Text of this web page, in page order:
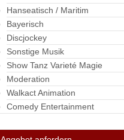
Hanseatisch / Maritim
Bayerisch
Discjockey
Sonstige Musik
Show Tanz Varieté Magie
Moderation
Walkact Animation
Comedy Entertainment